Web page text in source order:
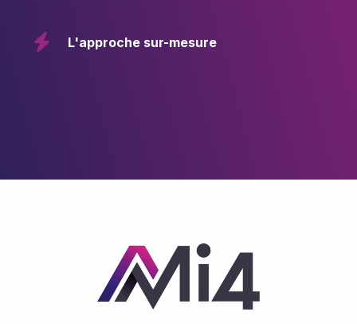
L'approche sur-mesure